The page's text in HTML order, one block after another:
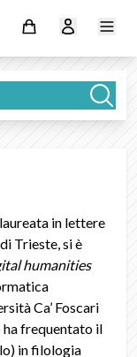
in lettere
Trieste, si è
humanities
Ca’ Foscari
ha frequentato il
in filologia